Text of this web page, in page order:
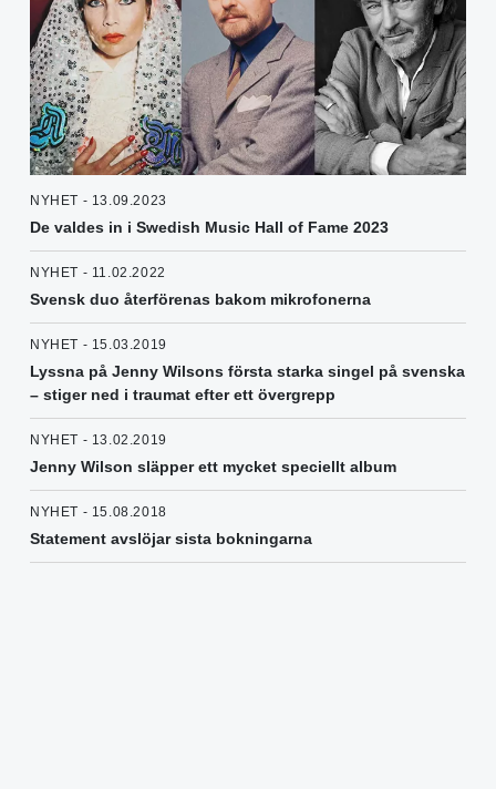
NYHET - 13.09.2023
De valdes in i Swedish Music Hall of Fame 2023
NYHET - 11.02.2022
Svensk duo återförenas bakom mikrofonerna
NYHET - 15.03.2019
Lyssna på Jenny Wilsons första starka singel på svenska
– stiger ned i traumat efter ett övergrepp
NYHET - 13.02.2019
Jenny Wilson släpper ett mycket speciellt album
NYHET - 15.08.2018
Statement avslöjar sista bokningarna